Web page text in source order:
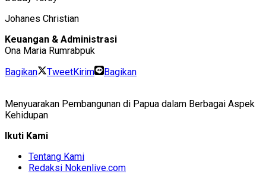
Johanes Christian
Keuangan & Administrasi
Ona Maria Rumrabpuk
Bagikan
TweetKirim Bagikan
Menyuarakan Pembangunan di Papua dalam Berbagai Aspek
Kehidupan
Ikuti Kami
Tentang Kami
Redaksi Nokenlive.com